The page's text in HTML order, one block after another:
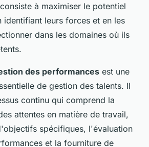
à maximiser le potentiel
identifiant leurs forces et en les
dans les domaines où ils
des performances est une
de gestion des talents. Il
continu qui comprend la
attentes en matière de travail,
spécifiques, l'évaluation
et la fourniture de